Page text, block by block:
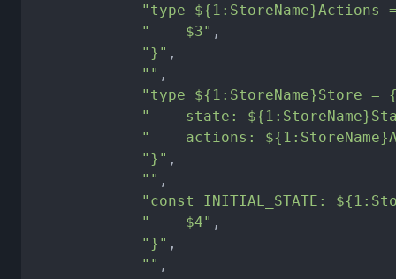
"type ${1:StoreName}Actions
"    $3" ,
"}" ,
"" ,
"type ${1:StoreName}Store =
"    state:
"    actions:
"}" ,
"" ,
"const INITIAL_STATE:
"    $4" ,
"}" ,
"" ,